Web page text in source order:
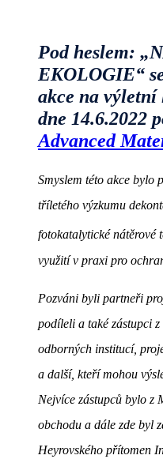
Pod heslem:
EKOLOGIE“
akce na
dne 14.6.2022
Advanced
Smyslem této akce bylo
tříletého výzkumu
fotokatalytické nátěrové
využití v praxi pro
Pozváni byli partneři
podíleli a také zástupci
odborných institucí,
a další, kteří mohou
Nejvíce zástupců bylo z
obchodu a dále zde byl
Heyrovského přítomen